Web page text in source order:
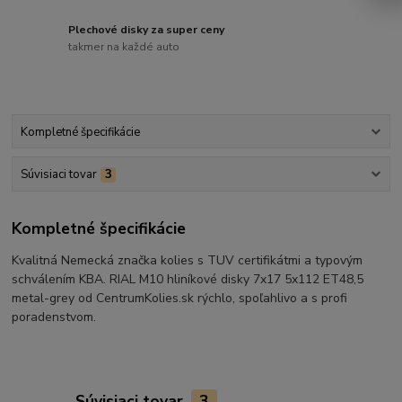
Plechové disky za super ceny
takmer na každé auto
Kompletné špecifikácie
Súvisiaci tovar 3
Kompletné špecifikácie
Kvalitná Nemecká značka kolies s TUV certifikátmi a typovým
schválením KBA. RIAL M10 hliníkové disky 7x17 5x112 ET48,5
metal-grey od CentrumKolies.sk rýchlo, spoľahlivo a s profi
poradenstvom.